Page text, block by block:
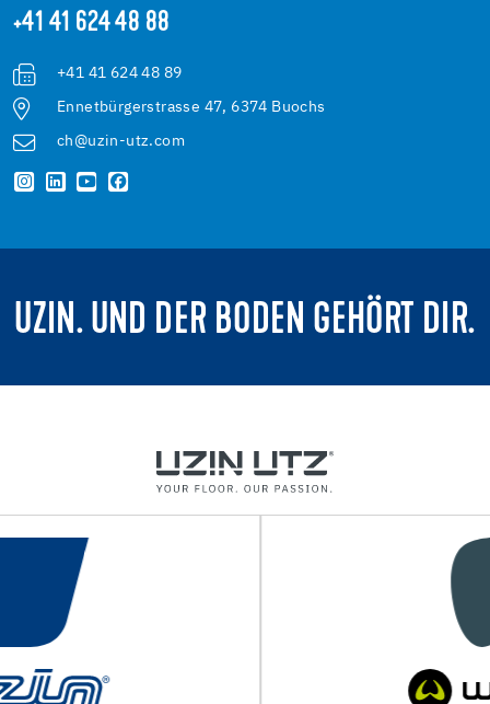
+41 41 624 48 88
+41 41 624 48 89
Ennetbürgerstrasse 47, 6374 Buochs
ch@uzin-utz.com
UZIN. UND DER BODEN GEHÖRT DIR.